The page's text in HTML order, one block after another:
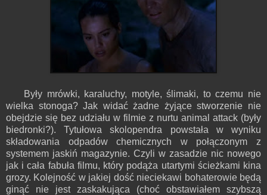
Były mrówki, karaluchy, motyle, ślimaki, to czemu nie
wielka stonoga? Jak widać żadne żyjące stworzenie nie
obejdzie się bez udziału w filmie z nurtu animal attack (były
biedronki?). Tytułowa skolopendra powstała w wyniku
składowania odpadów chemicznych w połączonym z
systemem jaskiń magazynie. Czyli w zasadzie nic nowego
jak i cała fabuła filmu, który podąża utartymi ścieżkami kina
grozy. Kolejność w jakiej dość nieciekawi bohaterowie będą
ginąć nie jest zaskakująca (choć obstawiałem szybszą